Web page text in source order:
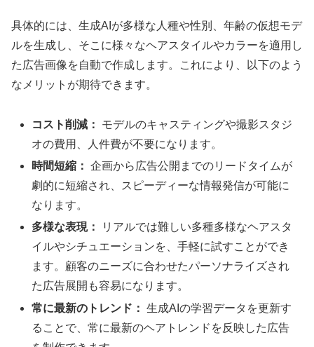
具体的には、生成AIが多様な人種や性別、年齢の仮想モデ
ルを生成し、そこに様々なヘアスタイルやカラーを適用し
た広告画像を自動で作成します。これにより、以下のよう
なメリットが期待できます。
コスト削減：
モデルのキャスティングや撮影スタジ
オの費用、人件費が不要になります。
時間短縮： 企画から広告公開までのリードタイムが
劇的に短縮され、スピーディーな情報発信が可能に
なります。
多様な表現：
リアルでは難しい多種多様なヘアスタ
イルやシチュエーションを、手軽に試すことができ
ます。顧客のニーズに合わせたパーソナライズされ
た広告展開も容易になります。
常に最新のトレンド： 生成AIの学習データを更新す
ることで、常に最新のヘアトレンドを反映した広告